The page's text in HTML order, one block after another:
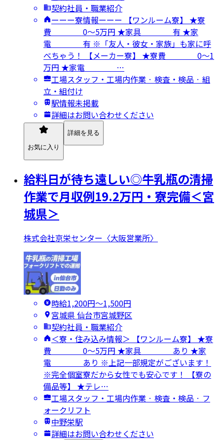
契約社員・職業紹介
ーーー寮情報ーーー 【ワンルーム寮】 ★寮
費 0～5万円 ★家具 有 ★家
電 有 ※「友人・彼女・家族」も家に呼
べちゃう！ 【メーカー寮】 ★寮費 0～1
万円 ★家電 …
工場スタッフ・工場内作業 · 検査・検品 · 組
立・組付け
駅情報未掲載
詳細はお問い合わせください
お気に入り
詳細を見る
給料日が待ち遠しい◎牛乳瓶の清掃
作業で月収例19.2万円・寮完備＜宮
城県＞
株式会社京栄センター〈大阪営業所〉
時給1,200円〜1,500円
宮城県 仙台市宮城野区
契約社員・職業紹介
＜寮・住み込み情報＞ 【ワンルーム寮】 ★寮
費 0～5万円 ★家具 あり ★家
電 あり ※上記一部規定がございます！
※完全個室寮だから女性でも安心です！ 【寮の
備品等】 ★テレ…
工場スタッフ・工場内作業 · 検査・検品 · フ
ォークリフト
中野栄駅
詳細はお問い合わせください